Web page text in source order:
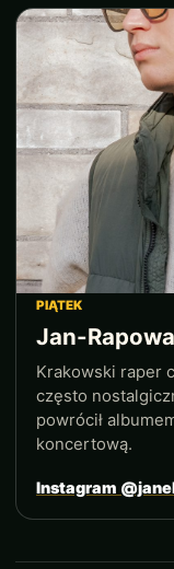
PIĄTEK
Jan-
Krakowski raper
często
powrócił
koncertową.
Instagram